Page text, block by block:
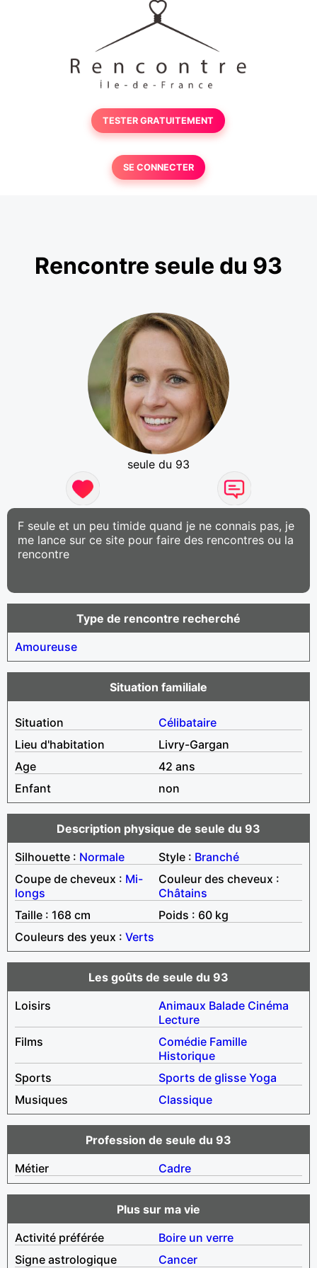
TESTER GRATUITEMENT
SE CONNECTER
Rencontre seule du 93
seule du 93
F seule et un peu timide quand je ne connais pas, je
me lance sur ce site pour faire des rencontres ou la
rencontre
Type de rencontre recherché
Amoureuse
Situation familiale
Situation
Célibataire
Lieu d'habitation
Livry-Gargan
Age
42 ans
Enfant
non
Description physique de seule du 93
Silhouette : Normale Style : Branché
Coupe de cheveux : Mi-
longs
Couleur des cheveux :
Châtains
Taille : 168 cm
Poids : 60 kg
Couleurs des yeux : Verts
Les goûts de seule du 93
Loisirs
Animaux Balade Cinéma
Lecture
Films
Comédie Famille
Historique
Sports
Sports de glisse Yoga
Musiques
Classique
Profession de seule du 93
Métier
Cadre
Plus sur ma vie
Activité préférée
Boire un verre
Signe astrologique
Cancer